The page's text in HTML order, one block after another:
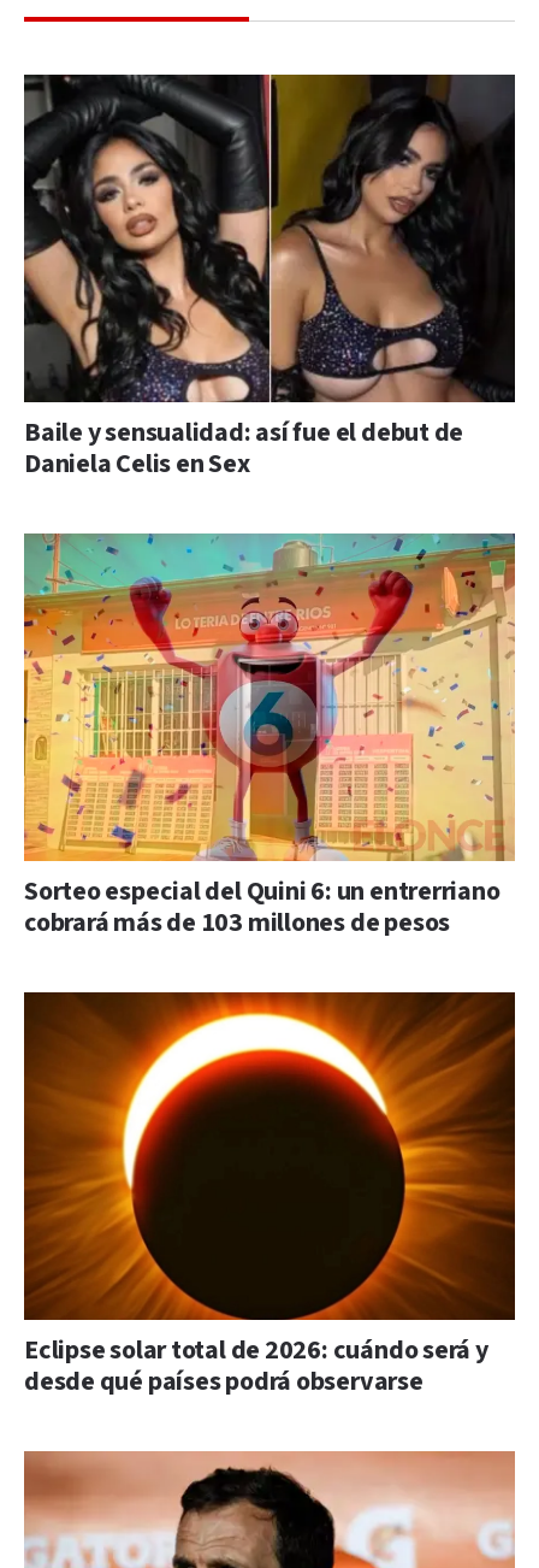
Baile y sensualidad: así fue el debut de
Daniela Celis en Sex
Sorteo especial del Quini 6: un entrerriano
cobrará más de 103 millones de pesos
Eclipse solar total de 2026: cuándo será y
desde qué países podrá observarse